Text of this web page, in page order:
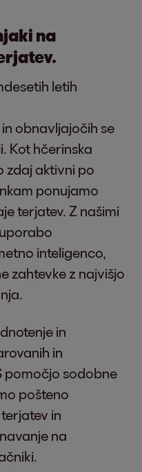
na
letih
obnavljajočih se
Kot hčerinska
zdaj aktivni po
ponujamo
terjatev. Z našimi
inteligenco,
zahtevke z najvišjo
in
in
pomočjo sodobne
pošteno
in
na